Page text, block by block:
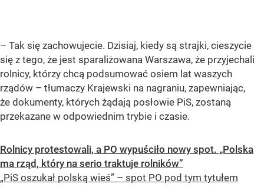
– Tak się zachowujecie. Dzisiaj, kiedy są strajki, cieszycie
się z tego, że jest sparaliżowana Warszawa, że przyjechali
rolnicy, którzy chcą podsumować osiem lat waszych
rządów – tłumaczy Krajewski na nagraniu, zapewniając,
że dokumenty, których żądają posłowie PiS, zostaną
przekazane w odpowiednim trybie i czasie.
Rolnicy protestowali, a PO wypuściło nowy spot. „Polska
ma rząd, który na serio traktuje rolników”
„PiS oszukał polską wieś” – spot PO pod tym tytułem